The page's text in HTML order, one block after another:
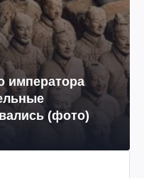
императора
(фото)